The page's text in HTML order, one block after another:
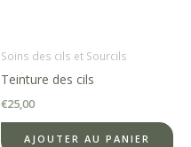
Soins des cils et Sourcils
Teinture des cils
€25,00
AJOUTER AU PANIER